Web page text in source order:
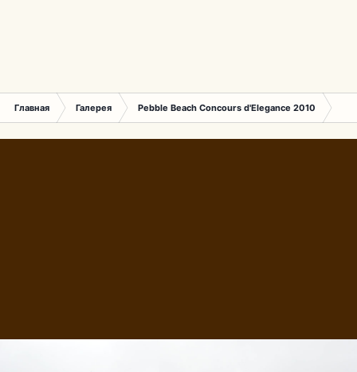
Главная Галерея Pebble Beach Concours d'Elegance 2010